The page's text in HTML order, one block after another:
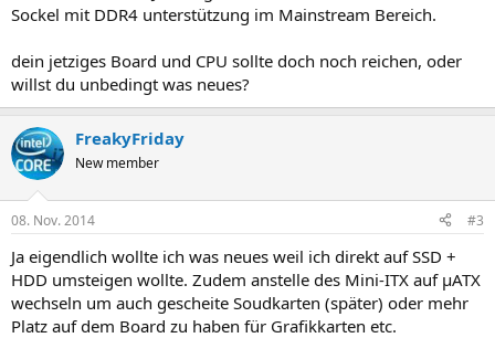
Sockel mit DDR4 unterstützung im Mainstream Bereich.
dein jetziges Board und CPU sollte doch noch reichen, oder
willst du unbedingt was neues?
FreakyFriday
New member
08. Nov. 2014 #3
Ja eigendlich wollte ich was neues weil ich direkt auf SSD +
HDD umsteigen wollte. Zudem anstelle des Mini-ITX auf µATX
wechseln um auch gescheite Soudkarten (später) oder mehr
Platz auf dem Board zu haben für Grafikkarten etc.